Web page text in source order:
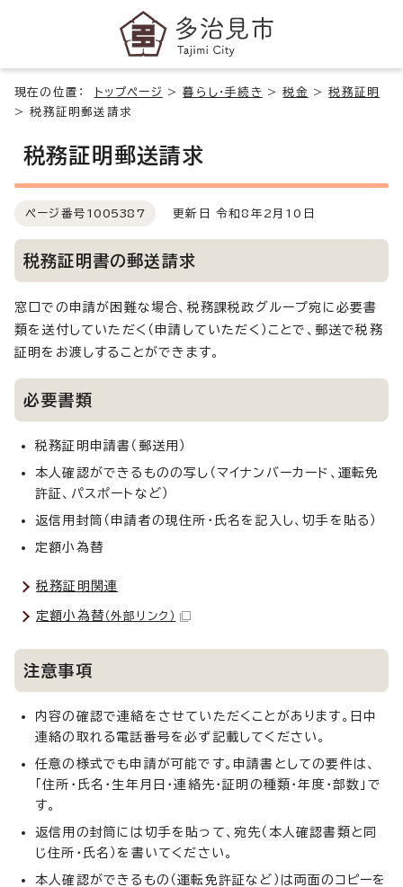
現在の位置： トップページ >暮らし・手続き >税金 >税務証明
>税務証明郵送請求
税務証明郵送請求
ページ番号 1005387 更新日 令和8年2月10日
税務証明書の郵送請求
窓口での申請が困難な場合、税務課税政グループ宛に必要書
類を送付していただく（申請していただく）ことで、郵送で税務
証明をお渡しすることができます。
必要書類
税務証明申請書（郵送用）
本人確認ができるものの写し（マイナンバーカード、運転免
許証、パスポートなど）
返信用封筒（申請者の現住所・氏名を記入し、切手を貼る）
定額小為替
税務証明関連
定額小為替（外部リンク）
注意事項
内容の確認で連絡をさせていただくことがあります。日中
連絡の取れる電話番号を必ず記載してください。
任意の様式でも申請が可能です。申請書としての要件は、
「住所・氏名・生年月日・連絡先・証明の種類・年度・部数」で
す。
返信用の封筒には切手を貼って、宛先（本人確認書類と同
じ住所・氏名）を書いてください。
本人確認ができるもの（運転免許証など）は両面のコピーを